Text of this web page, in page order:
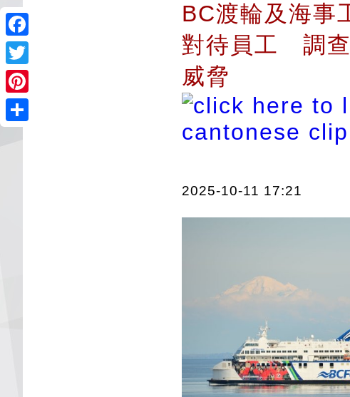
Facebook
Twitter
Pinterest
BC渡輪及海事
對待員工 調查
威脅
2025-10-11 17:21